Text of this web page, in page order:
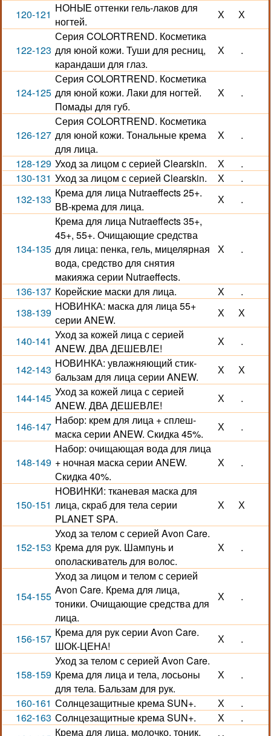
120-121 НОНЫЕ оттенки гель-лаков для
ногтей.
Х Х
122-123
Серия COLORTREND. Косметика
для юной кожи. Туши для ресниц,
карандаши для глаз.
Х .
124-125
Серия COLORTREND. Косметика
для юной кожи. Лаки для ногтей.
Помады для губ.
Х .
126-127
Серия COLORTREND. Косметика
для юной кожи. Тональные крема
для лица.
Х .
128-129 Уход за лицом с серией Clearskin. Х
.
130-131 Уход за лицом с серией Clearskin. Х
.
132-133 Крема для лица Nutraeffects 25+.
ВВ-крема для лица.
Х .
134-135
Крема для лица Nutraeffects 35+,
45+, 55+. Очищающие средства
для лица: пенка, гель, мицелярная
вода, средство для снятия
макияжа серии Nutraeffects.
Х .
136-137 Корейские маски для лица. Х
.
138-139 НОВИНКА: маска для лица 55+
серии ANEW.
Х Х
140-141 Уход за кожей лица с серией
ANEW. ДВА ДЕШЕВЛЕ!
Х .
142-143 НОВИНКА: увлажняющий стик-
бальзам для лица серии ANEW.
Х Х
144-145 Уход за кожей лица с серией
ANEW. ДВА ДЕШЕВЛЕ!
Х .
146-147 Набор: крем для лица + сплеш-
маска серии ANEW. Скидка 45%.
Х .
148-149
Набор: очищающая вода для лица
+ ночная маска серии ANEW.
Скидка 40%.
Х .
150-151
НОВИНКИ: тканевая маска для
лица, скраб для тела серии
PLANET SPA.
Х Х
152-153
Уход за телом с серией Avon Care.
Крема для рук. Шампунь и
ополаскиватель для волос.
Х .
154-155
Уход за лицом и телом с серией
Avon Care. Крема для лица,
тоники. Очищающие средства для
лица.
Х .
156-157 Крема для рук серии Avon Care.
ШОК-ЦЕНА!
Х .
158-159
Уход за телом с серией Avon Care.
Крема для лица и тела, лосьоны
для тела. Бальзам для рук.
Х .
160-161 Солнцезащитные крема SUN+. Х
.
162-163 Солнцезащитные крема SUN+. Х
.
Крема для лица, молочко, тоник,